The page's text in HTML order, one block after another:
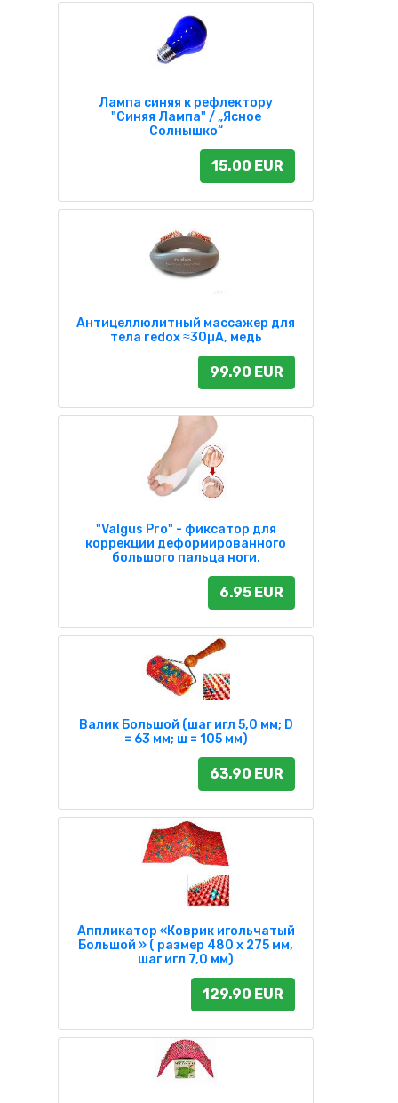
Лампа синяя к рефлектору
"Синяя Лампа" / „Ясное
Солнышко“
15.00 EUR
Антицеллюлитный массажер для
тела redox ≈30µA, медь
99.90 EUR
"Valgus Pro" - фиксатор для
коррекции деформированного
большого пальца ноги.
6.95 EUR
Валик Большой (шаг игл 5,0 мм; D
= 63 мм; ш = 105 мм)
63.90 EUR
Аппликатор «Коврик игольчатый
Большой » ( размер 480 х 275 мм,
шаг игл 7,0 мм)
129.90 EUR